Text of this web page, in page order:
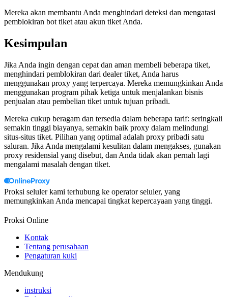
Mereka akan membantu Anda menghindari deteksi dan mengatasi
pemblokiran bot tiket atau akun tiket Anda.
Kesimpulan
Jika Anda ingin dengan cepat dan aman membeli beberapa tiket,
menghindari pemblokiran dari dealer tiket, Anda harus
menggunakan proxy yang terpercaya. Mereka memungkinkan Anda
menggunakan program pihak ketiga untuk menjalankan bisnis
penjualan atau pembelian tiket untuk tujuan pribadi.
Mereka cukup beragam dan tersedia dalam beberapa tarif: seringkali
semakin tinggi biayanya, semakin baik proxy dalam melindungi
situs-situs tiket. Pilihan yang optimal adalah proxy pribadi satu
saluran. Jika Anda mengalami kesulitan dalam mengakses, gunakan
proxy residensial yang disebut, dan Anda tidak akan pernah lagi
mengalami masalah dengan tiket.
Proksi seluler kami terhubung ke operator seluler, yang
memungkinkan Anda mencapai tingkat kepercayaan yang tinggi.
Proksi Online
Kontak
Tentang perusahaan
Pengaturan kuki
Mendukung
instruksi